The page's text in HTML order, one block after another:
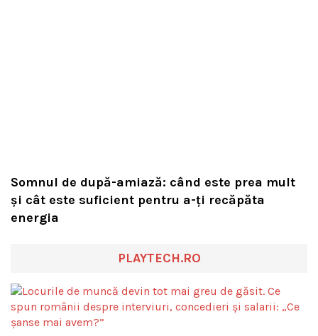
Somnul de după-amiază: când este prea mult
și cât este suficient pentru a-ți recăpăta
energia
PLAYTECH.RO